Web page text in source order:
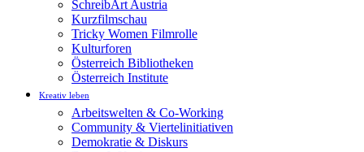
SchreibArt Austria
Kurzfilmschau
Tricky Women Filmrolle
Kulturforen
Österreich Bibliotheken
Österreich Institute
Kreativ leben
Arbeitswelten & Co-Working
Community & Viertelinitiativen
Demokratie & Diskurs